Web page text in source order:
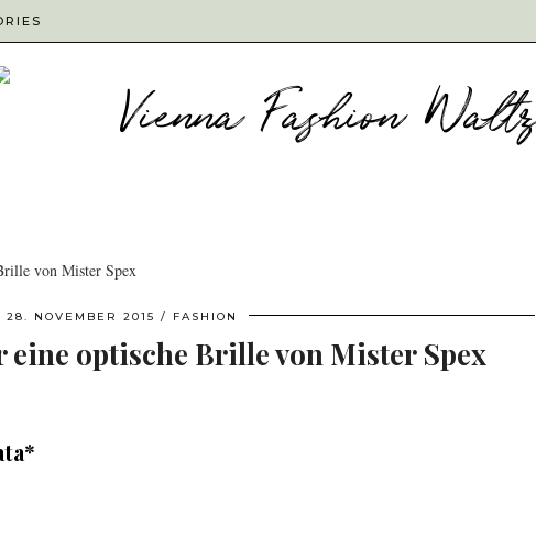
von Mister Spex
28. NOVEMBER 2015 FASHION
eine optische Brille von Mister Spex